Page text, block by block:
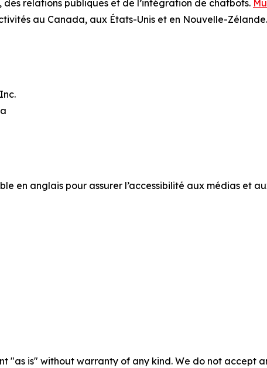
relations publiques et de l’intégration de chatbots.
au Canada, aux États-Unis et en Nouvelle-Zélande.
en anglais pour assurer l’accessibilité aux médias et
"as is" without warranty of any kind. We do not accept